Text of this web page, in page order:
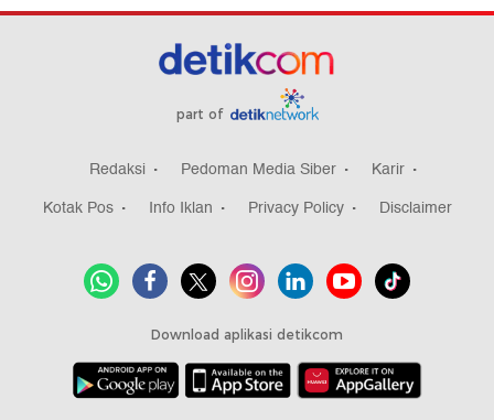
part of
Redaksi Pedoman Media Siber
Karir
Kotak Pos
Info Iklan Privacy Policy Disclaimer
Download aplikasi detikcom